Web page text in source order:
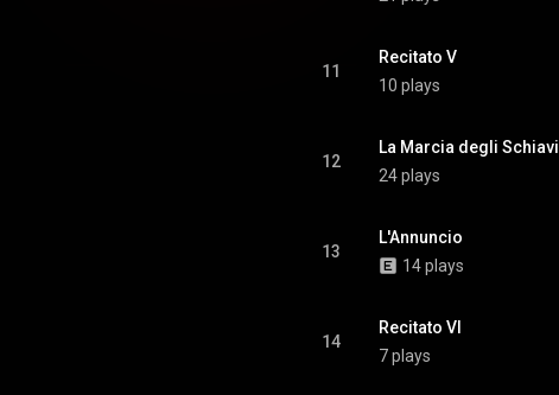
11
Recitato V
10 plays
12
La Marcia degli Schiavi
24 plays
13
L'Annuncio
14 plays
14
Recitato VI
7 plays